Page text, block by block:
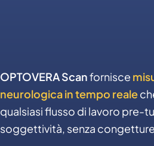
OPTOVERA Scanfornisce
neurologica in tempo reale
qualsiasi flusso di lavoro pre-
soggettività, senza